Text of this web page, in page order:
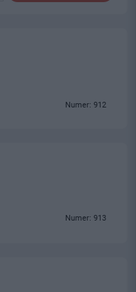
Numer: 912
Numer: 913